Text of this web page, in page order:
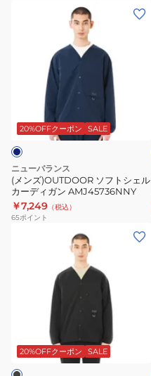
ズ)OUTDOOR
ェ
ル
カ
ー
デ
ィ
AMJ45736NNY
20%OFFクーポン SALE
ニューバランス
(メンズ)OUTDOOR ソフトシェル
カーディガン AMJ45736NNY
￥7,249 （税込）
65ポイント
ラ
ッ
ク
ズ)OUTDOOR
ェ
ル
20%OFFクーポン SALE
レ
ー